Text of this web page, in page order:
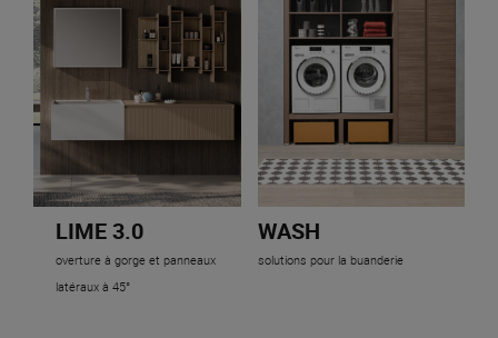
LIME 3.0
overture à gorge et panneaux
latéraux à 45°
WASH
solutions pour la buanderie